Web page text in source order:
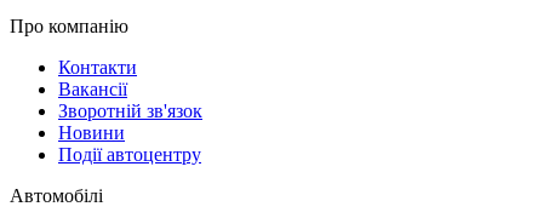
Про компанію
Контакти
Вакансії
Зворотній зв'язок
Новини
Події автоцентру
Автомобілі